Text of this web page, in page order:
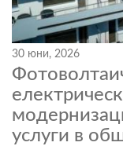
30 юни, 2026
услуги в